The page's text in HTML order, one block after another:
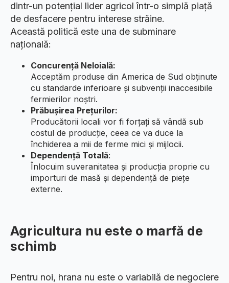
dintr-un potențial lider agricol într-o simplă piață
de desfacere pentru interese străine.
​Această politică este una de subminare
națională:
Concurență Neloială:
Acceptăm produse din America de Sud obținute
cu standarde inferioare și subvenții inaccesibile
fermierilor noștri.
Prăbușirea Prețurilor:
Producătorii locali vor fi forțați să vândă sub
costul de producție, ceea ce va duce la
închiderea a mii de ferme mici și mijlocii.
Dependență Totală:
Înlocuim suveranitatea și producția proprie cu
importuri de masă și dependență de piețe
externe.
Agricultura nu este o marfă de
schimb
​Pentru noi, hrana nu este o variabilă de negociere